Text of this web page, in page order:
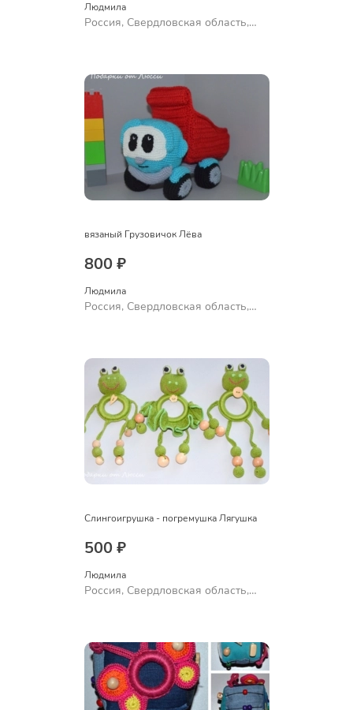
Людмила
Россия, Свердловская область,
вязаный Грузовичок Лёва
800 ₽
Людмила
Россия, Свердловская область,
Слингоигрушка - погремушка Лягушка
500 ₽
Людмила
Россия, Свердловская область,